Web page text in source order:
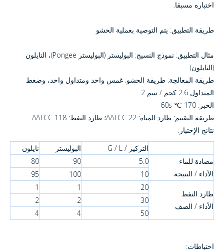
اختباره مسبقا.
طريقة التطبيق: يتم التوصية بعملية الحشو
مثال التطبيق: نموذج النسيج: البوليستر (البوليستر Pongee)، النايلون
(النايلون)
طريقة المعالجة: طريقة الحشو: غمس واحد ومتداول واحد، وضغط
المتداول 2.6 كجم / سم 2
الخبز: 170 ℃ 60s
طريقة التقييم: طارد المياه: AATCC 22؛ طارد النفط: AATCC 118
نتائج الإختبار:
التركيز / G / L
البوليستر
نايلون
مضادة للماء
الأداء / النتيجة
5.0
90
80
10
100
95
طارد النفط
الأداء / الصف
20
1
1
30
2
2
50
4
4
احتياطات: